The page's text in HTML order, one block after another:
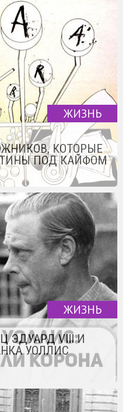
ЖИЗНЬ
КОТОРЫЕ
ПОД КАЙФОМ
ЖИЗНЬ
ЭДУАРД VIII И
УОЛЛИС